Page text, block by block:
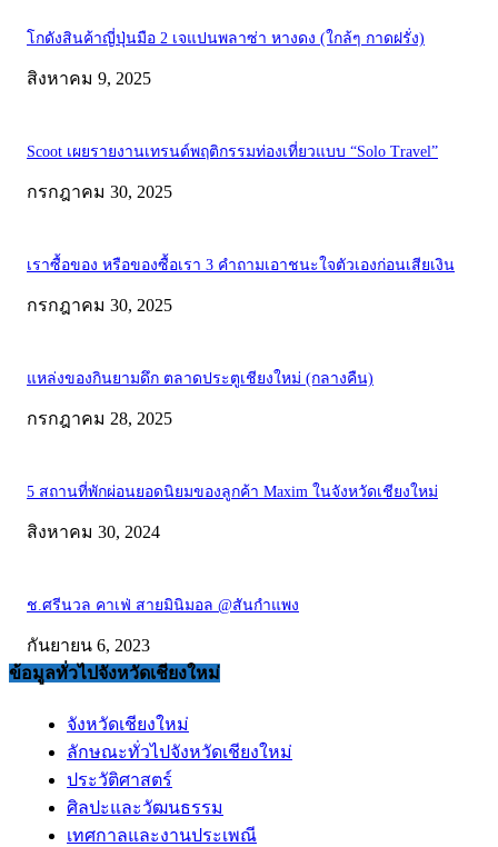
โกดังสินค้าญี่ปุ่นมือ 2 เจแปนพลาซ่า หางดง (ใกล้ๆ กาดฝรั่ง)
สิงหาคม 9, 2025
Scoot เผยรายงานเทรนด์พฤติกรรมท่องเที่ยวแบบ “Solo Travel”
กรกฎาคม 30, 2025
เราซื้อของ หรือของซื้อเรา 3 คำถามเอาชนะใจตัวเองก่อนเสียเงิน
กรกฎาคม 30, 2025
แหล่งของกินยามดึก ตลาดประตูเชียงใหม่ (กลางคืน)
กรกฎาคม 28, 2025
5 สถานที่พักผ่อนยอดนิยมของลูกค้า Maxim ในจังหวัดเชียงใหม่
สิงหาคม 30, 2024
ช.ศรีนวล คาเฟ่ สายมินิมอล @สันกำแพง
กันยายน 6, 2023
ข้อมูลทั่วไปจังหวัดเชียงใหม่
จังหวัดเชียงใหม่
ลักษณะทั่วไปจังหวัดเชียงใหม่
ประวัติศาสตร์
ศิลปะและวัฒนธรรม
เทศกาลและงานประเพณี